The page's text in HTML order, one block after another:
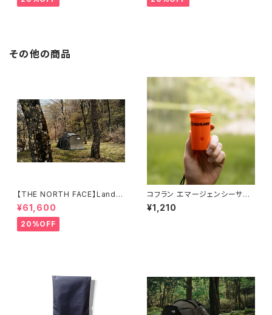
その他の商品
【THE NORTH FACE】Lander
4
¥61,600
20%OFF
コフラン エマージェンシーサバ
イバルホーン
¥1,210